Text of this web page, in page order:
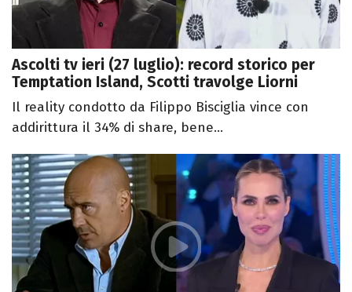
Ascolti tv ieri (27 luglio): record storico per
Temptation Island, Scotti travolge Liorni
Il reality condotto da Filippo Bisciglia vince con
addirittura il 34% di share, bene...